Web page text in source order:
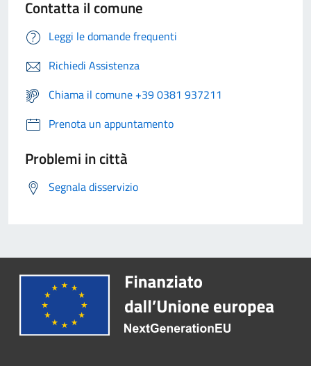
Contatta il comune
Leggi le domande frequenti
Richiedi Assistenza
Chiama il comune +39 0381 937211
Prenota un appuntamento
Problemi in città
Segnala disservizio